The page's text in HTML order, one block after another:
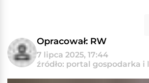
Opracował: RW
7 lipca 2025, 17:44
źródło: portal gospodarka i